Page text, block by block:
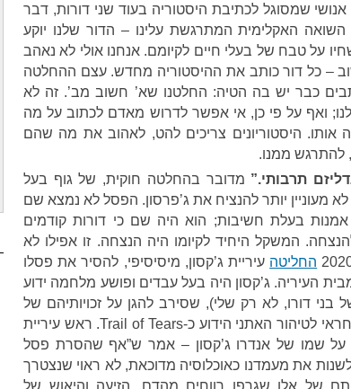
אנושי שמסוגל לכתיבת היסטוריה בעוד שני דורות, דבר
השואה האקלימית המתרגשת עלינו – הדור שלנו יוקע
על טבח של בעלי חיים לקיומם. אנחנו אולי לא נאהב
– כל דור כותב את ההיסטוריה מחדש. עצם ההחלטה
כבר יש בה הטיה: החלטנו שא’ חשוב מב’. זה לא
ואף על פי כן, אי אפשר לדרוש מאדם לכתוב על מה
אותו. היסטוריונים צריכים להט, לאהוב את מה שהם
להתרגש ממנו.
תרבותי.” מדובר בהחלטה חוקית, של גוף בעל
מעוניין יותר להנציח את ג’פרסון. הפסל לא נמצא שם
בעלת חשיבות; הוא היה שם כי דורות קודמים
המשקל היחיד לקיומו היה הנצחה. זו אפילו לא
החליטה עיריית ג’קסון, מיסיסיפי, להסיר את פסלו
העיריה. ג’קסון היה בעל עבדים ופושע מלחמה ידוע
דורו, לא רק שלי), שסירב להגן על זכויותיהם של
ילידים אמריקאים והיה אחראי לטיהור האתני הידוע כ-Trail of Tears. ראש עיריית
על שמו של אנדרו ג’קסון – אמר ש”אף שהסרת פסל
את מעמדנו כאוכלוסיה מדוכאת, לא ראוי שנצטרך
של אלו שגרפו רווחים מהדם, הזיעה והיאוש של